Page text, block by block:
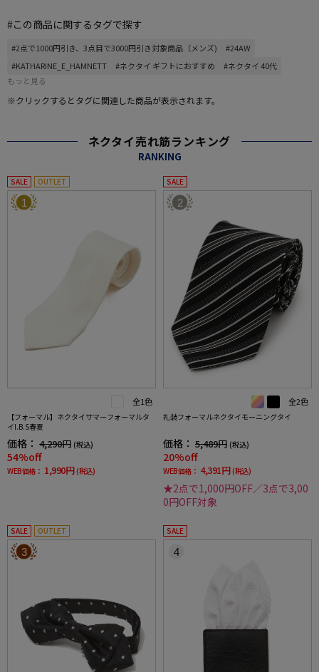
#この商品に関するタグで探す
#2点で1000円引き、3点目で3000円引き対象商品（メンズ)
#24AW
#KATHARINE_E_HAMNETT
#ネクタイ ギフトにおすすめ
#ネクタイ 40代
もっと見る
※クリックするとタグに関連した商品が表示されます。
ネクタイ売れ筋ランキング
RANKING
SALE OUTLET
1
全1色
【フォーマル】ネクタイサマーフォーマルタ
イI.B.S春夏
価格： 4,290円 (税込)
54%off
WEB価格： 1,990円 (税込)
SALE
2
全2色
礼装フォーマルネクタイモーニングタイ
価格： 5,489円 (税込)
20%off
WEB価格： 4,391円 (税込)
★2点で1,000円OFF／3点で3,00
0円OFF対象
SALE OUTLET
3
SALE
4